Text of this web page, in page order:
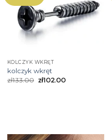
KOLCZYK WKRĘT
kolczyk wkręt
zł133.00 zł102.00